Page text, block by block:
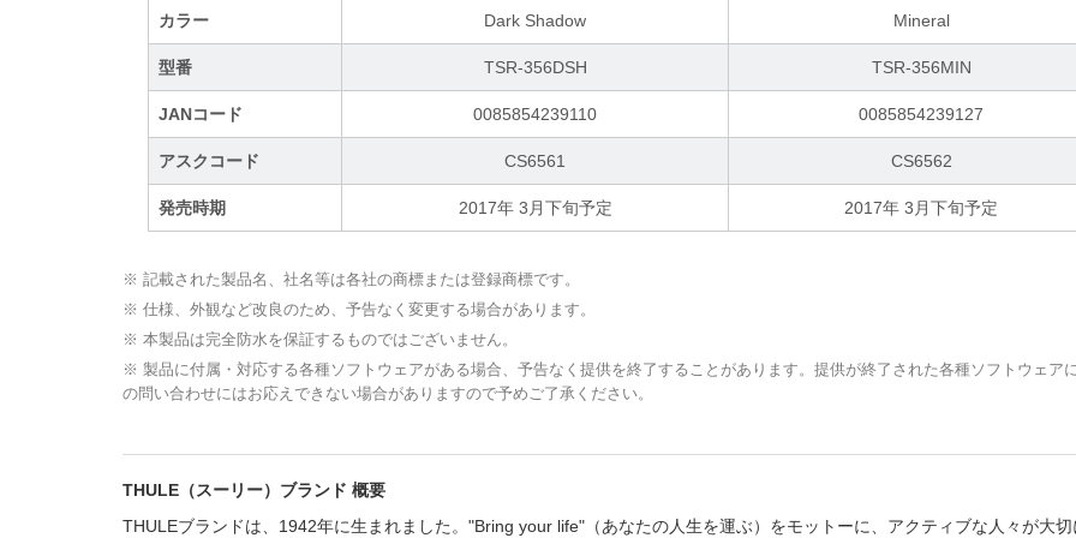
カラー Dark Shadow Mineral
型番 TSR-356DSH TSR-356MIN
JANコード 0085854239110 0085854239127
アスクコード CS6561 CS6562
発売時期 2017年 3月下旬予定 2017年 3月下旬予定
※ 記載された製品名、社名等は各社の商標または登録商標です。
※ 仕様、外観など改良のため、予告なく変更する場合があります。
※ 本製品は完全防水を保証するものではございません。
※ 製品に付属・対応する各種ソフトウェアがある場合、予告なく提供を終了することがあります。提供が終了された各種ソフトウェア
の問い合わせにはお応えできない場合がありますので予めご了承ください。
THULE（スーリー）ブランド 概要
THULEブランドは、1942年に生まれました。"Bring your life"（あなたの人生を運ぶ）をモットーに、アクティブな人々が大切